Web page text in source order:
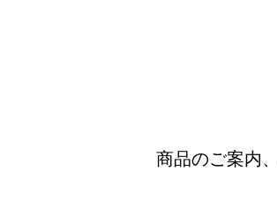
商品のご案内